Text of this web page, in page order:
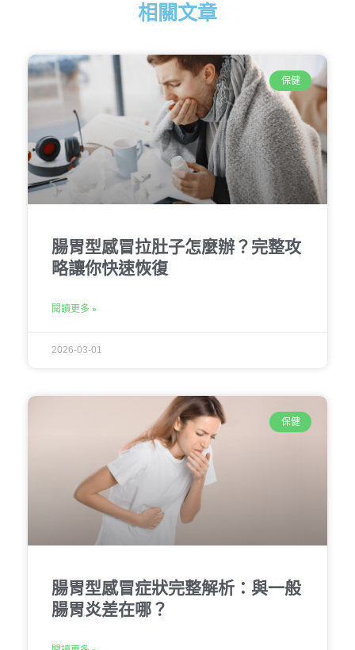
相關文章
保健
腸胃型感冒拉肚子怎麼辦？完整攻
略讓你快速恢復
閱讀更多 »
2026-03-01
保健
腸胃型感冒症狀完整解析：與一般
腸胃炎差在哪？